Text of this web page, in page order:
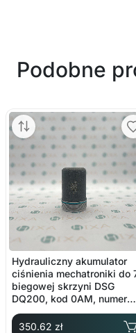
Podobne
Hydrauliczny akumulator
ciśnienia mechatroniki do
biegowej skrzyni DSG
DQ200, kod 0AM, numer
oryginalny 0AM325587F
350.62 zł